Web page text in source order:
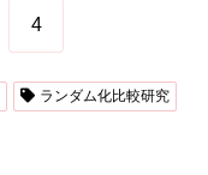
4
ランダム化比較研究